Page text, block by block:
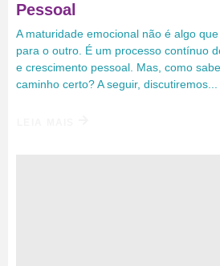
Pessoal
A maturidade emocional não é algo
para o outro. É um processo contínuo
e crescimento pessoal. Mas, como
caminho certo? A seguir, discutiremos...